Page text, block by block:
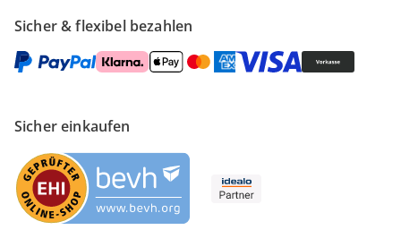
Sicher & flexibel bezahlen
Sicher einkaufen